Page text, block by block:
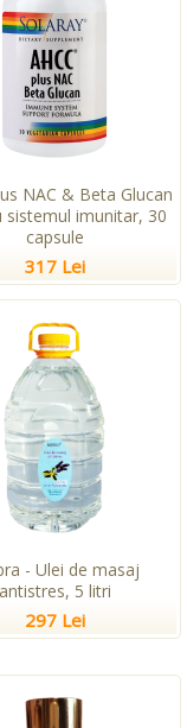
NAC & Beta Glucan
sistemul imunitar, 30
capsule
317 Lei
- Ulei de masaj
antistres, 5 litri
297 Lei